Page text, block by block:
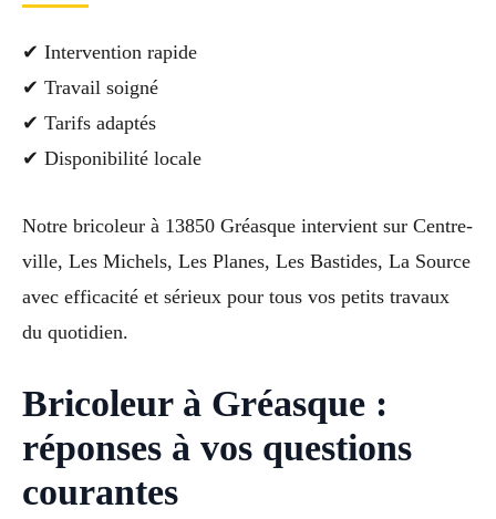
✔ Intervention rapide
✔ Travail soigné
✔ Tarifs adaptés
✔ Disponibilité locale
Notre bricoleur à 13850 Gréasque intervient sur Centre-
ville, Les Michels, Les Planes, Les Bastides, La Source
avec efficacité et sérieux pour tous vos petits travaux
du quotidien.
Bricoleur à Gréasque :
réponses à vos questions
courantes